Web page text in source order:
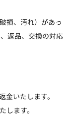
損、汚れ）があっ
返品、交換の対応
いたします。
します。